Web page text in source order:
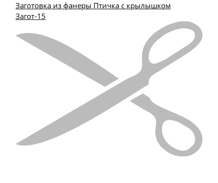
Заготовка из фанеры Птичка с крылышком
Загот-15